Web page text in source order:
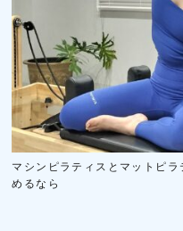
マシンピラティスとマットピ
めるなら